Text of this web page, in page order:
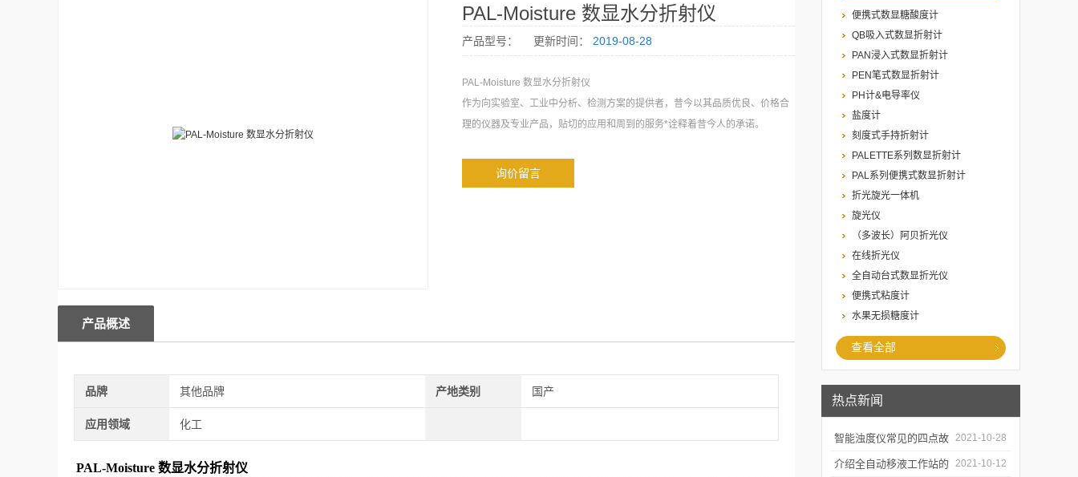
便携式数显糖酸度计
QB吸入式数显折射计
PAN浸入式数显折射计
PEN笔式数显折射计
PH计&电导率仪
盐度计
刻度式手持折射计
PALETTE系列数显折射计
PAL系列便携式数显折射计
折光旋光一体机
旋光仪
（多波长）阿贝折光仪
在线折光仪
全自动台式数显折光仪
便携式粘度计
水果无损糖度计
查看全部
热点新闻
智能浊度仪常见的四点故
障
2021-10-28
介绍全自动移液工作站的 2021-10-12
PAL-Moisture 数显水分折射仪
产品型号： 更新时间： 2019-08-28
PAL-Moisture 数显水分折射仪
作为向实验室、工业中分析、检测方案的提供者，昔今以其品质优良、价格合
理的仪器及专业产品，贴切的应用和周到的服务*诠释着昔今人的承诺。
询价留言
产品概述
品牌 其他品牌 产地类别 国产
应用领域 化工
PAL-Moisture 数显水分折射仪